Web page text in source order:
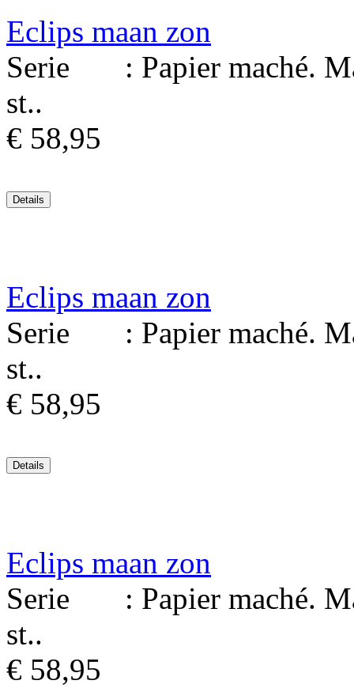
Eclips maan zon
Serie : Papier maché.
st..
€ 58,95
Eclips maan zon
Serie : Papier maché.
st..
€ 58,95
Eclips maan zon
Serie : Papier maché.
st..
€ 58,95